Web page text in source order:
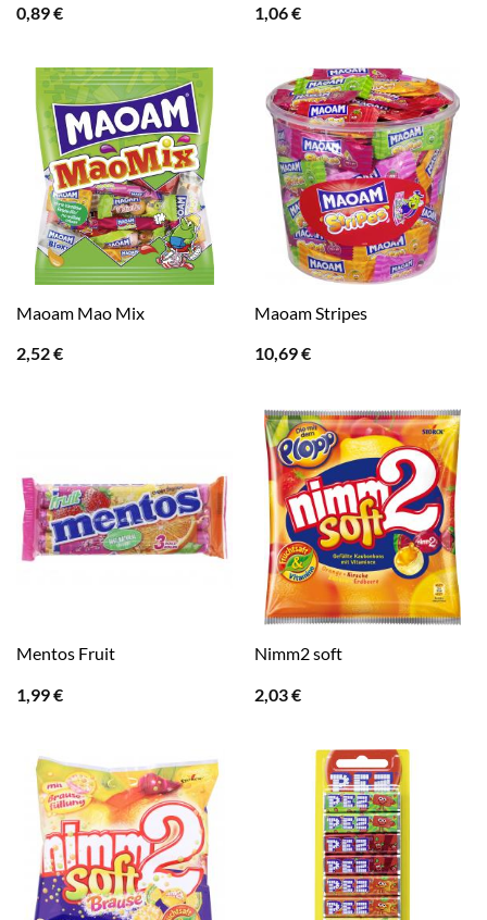
0,89€
1,06€
Maoam Mao Mix
2,52€
Maoam Stripes
10,69€
Mentos Fruit
1,99€
Nimm2 soft
2,03€